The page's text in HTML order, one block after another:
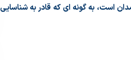
است، به گونه ای که قادر به شناسایی